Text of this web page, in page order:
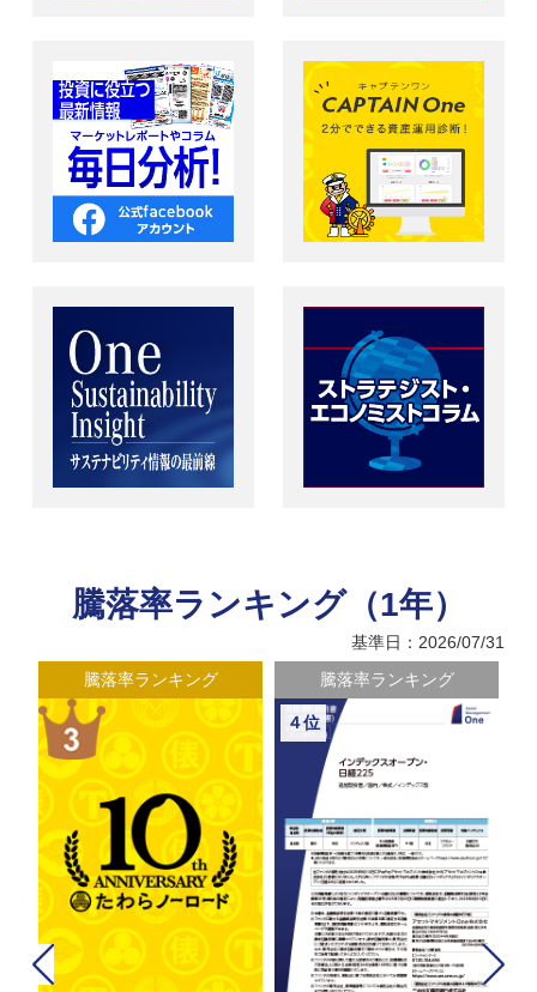
騰落率ランキング（1年）
基準日：2026/07/31
騰落率ランキング
騰落率ランキング
４位